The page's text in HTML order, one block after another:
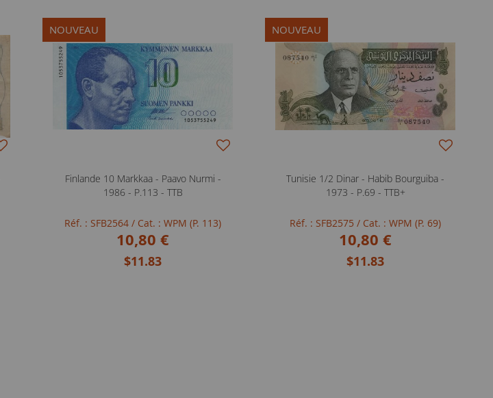
NOUVEAU
Finlande 10 Markkaa - Paavo Nurmi -
1986 - P.113 - TTB
Réf. : SFB2564 / Cat. : WPM (P. 113)
10,80 €
$11.83
NOUVEAU
Tunisie 1/2 Dinar - Habib Bourguiba -
1973 - P.69 - TTB+
Réf. : SFB2575 / Cat. : WPM (P. 69)
10,80 €
$11.83